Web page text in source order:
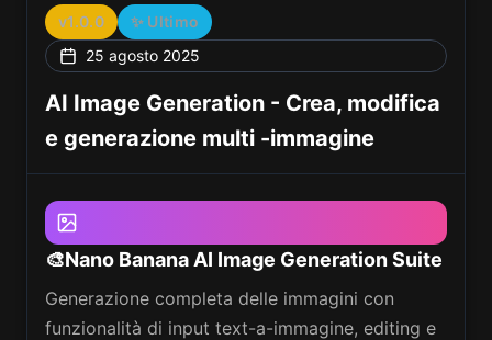
v1.0.0 ✨ Ultimo
25 agosto 2025
AI Image Generation - Crea, modifica
e generazione multi -immagine
🎨Nano Banana AI Image Generation Suite
Generazione completa delle immagini con
funzionalità di input text-a-immagine, editing e